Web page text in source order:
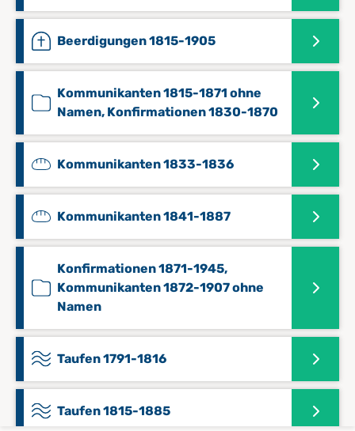
Beerdigungen 1815-1905
Kommunikanten 1815-1871 ohne
Namen, Konfirmationen 1830-1870
Kommunikanten 1833-1836
Kommunikanten 1841-1887
Konfirmationen 1871-1945,
Kommunikanten 1872-1907 ohne
Namen
Taufen 1791-1816
Taufen 1815-1885